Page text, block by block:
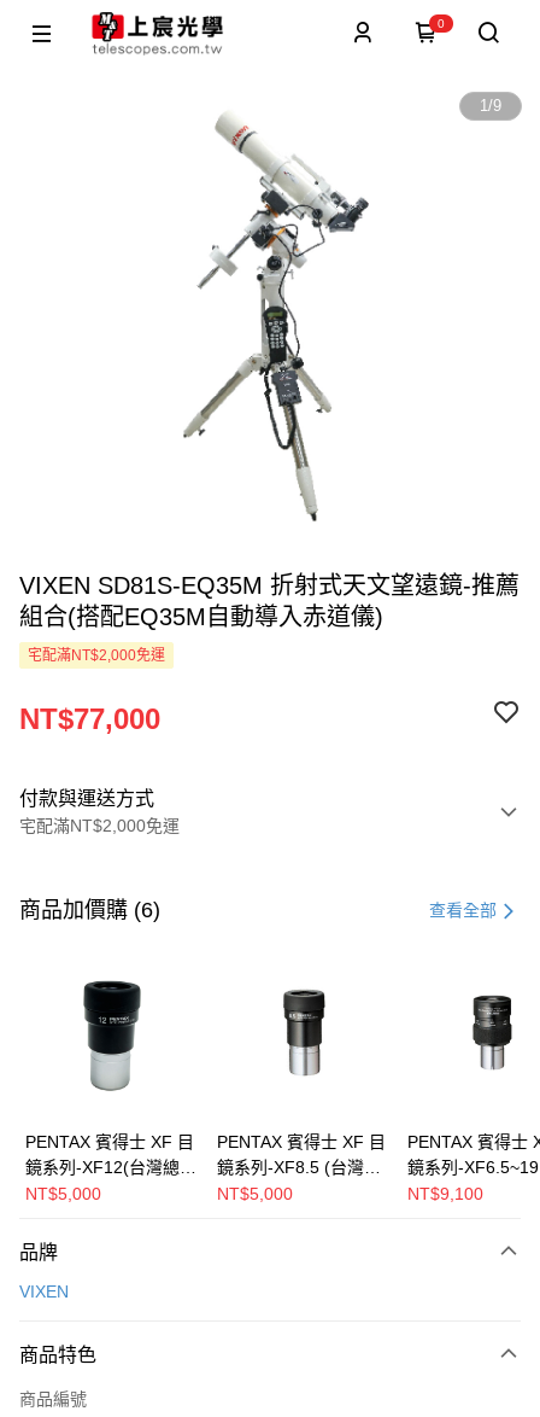
0
1/9
VIXEN SD81S-EQ35M 折射式天文望遠鏡-推薦
組合(搭配EQ35M自動導入赤道儀)
宅配滿NT$2,000免運
NT$77,000
付款與運送方式
宅配滿NT$2,000免運
信用卡一次付款
Apple Pay
郵寄到府(台灣本島適用)
每筆NT$100，滿NT$2,000(含以上)免運費
商品加價購 (6) 查看全部
PENTAX 賓得士 XF 目
鏡系列-XF12(台灣總代
理公司貨)
NT$5,000
PENTAX 賓得士 XF 目
鏡系列-XF8.5 (台灣總
代理公司貨)
NT$5,000
PENTAX 賓得士
鏡系列-
灣總代理公司貨)
NT$9,100
品牌
VIXEN
商品特色
商品編號